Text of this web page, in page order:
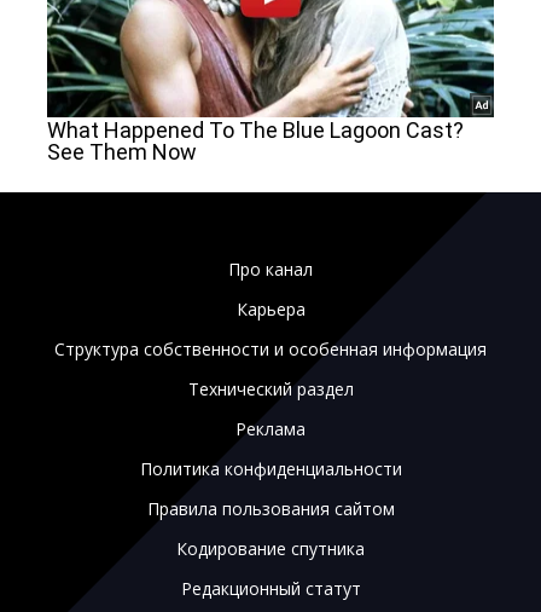
Про канал
Карьера
Структура собственности и особенная информация
Технический раздел
Реклама
Политика конфиденциальности
Правила пользования сайтом
Кодирование спутника
Редакционный статут